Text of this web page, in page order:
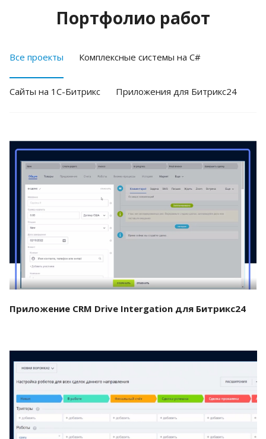
Портфолио работ
Все проекты Комплексные системы на C#
Cайты на 1С-Битрикс Приложения для Битрикс24
Смотреть проект
Приложение CRM Drive Intergation для Битрикс24
Смотреть проект